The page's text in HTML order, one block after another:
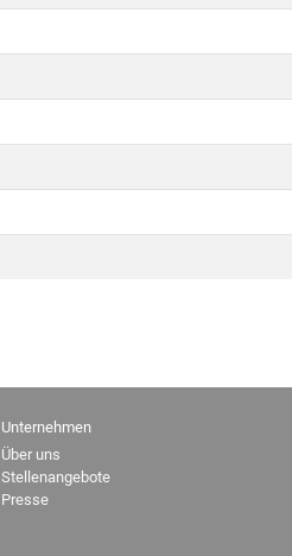
Unternehmen
Über uns
Stellenangebote
Presse